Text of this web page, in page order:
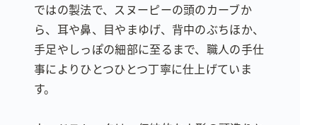
ではの製法で、スヌーピーの頭のカーブか
ら、耳や鼻、目やまゆげ、背中のぶちほか、
手足やしっぽの細部に至るまで、職人の手仕
事によりひとつひとつ丁寧に仕上げていま
す。